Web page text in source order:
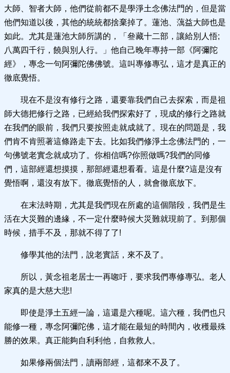
大師、智者大師，他們從前都不是學淨土念佛法門的，但是當
他們知道以後，其他的統統都捨棄掉了。蓮池、蕅益大師也是
如此。尤其是蓮池大師所講的，「叄藏十二部，讓給別人悟;
八萬四千行，饒與別人行。」他自己晚年專持一部《阿彌陀
經》，專念一句阿彌陀佛佛號。這叫專修專弘，這才是真正的
徹底覺悟。
現在不是沒有修行之路，還要靠我們自己去探索，而是祖
師大德把修行之路，已經給我們探索好了，現成的修行之路就
在我們的眼前，我們只要按照走就成就了。現在的問題是，我
們肯不肯照著這條路走下去。比如我們修淨土念佛法門的，一
句佛號老實念就成功了。你相信嗎?你照做嗎?我們的同修
們，這部經還想摸摸，那部經還想看看。這是什麼?這是沒有
覺悟啊，還沒有放下。徹底覺悟的人，就會徹底放下。
在末法時期，尤其是我們現在所處的這個階段，我們是生
活在大災難的邊緣，不一定什麼時候大災難就現前了。到那個
時候，措手不及，那就不得了了!
修學其他的法門，說老實話，來不及了。
所以，黃念祖老居士一再唿吁，要求我們專修專弘。老人
家真的是大慈大悲!
即使是淨土五經一論，這還是六種呢。這六種，我們也只
能修一種，專念阿彌陀佛，這才能在最短的時間內，收穫最殊
勝的效果。真正能夠自利利他，自救救人。
如果修兩個法門，讀兩部經，這都來不及了。